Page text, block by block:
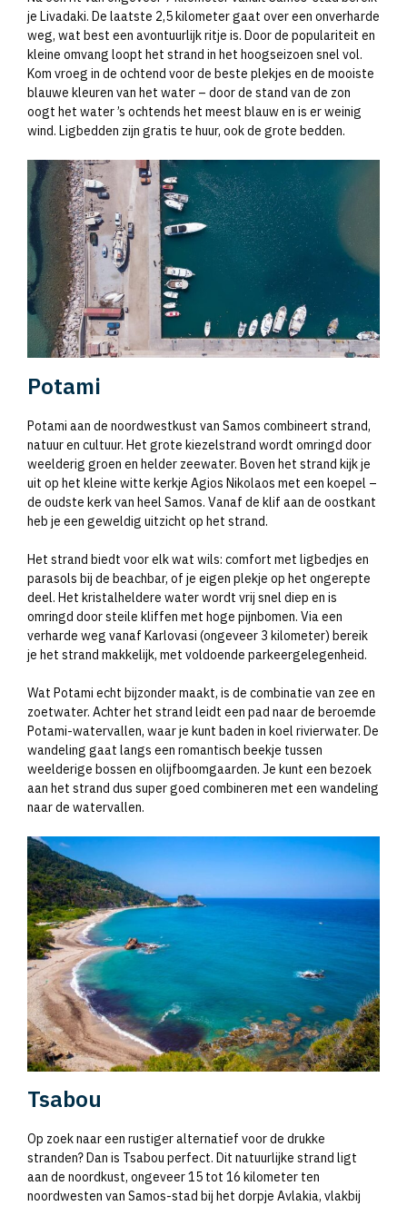
je Livadaki. De laatste 2,5 kilometer gaat over een onverharde
weg, wat best een avontuurlijk ritje is. Door de populariteit en
kleine omvang loopt het strand in het hoogseizoen snel vol.
Kom vroeg in de ochtend voor de beste plekjes en de mooiste
blauwe kleuren van het water – door de stand van de zon
oogt het water ’s ochtends het meest blauw en is er weinig
wind. Ligbedden zijn gratis te huur, ook de grote bedden.
Potami
Potami aan de noordwestkust van Samos combineert strand,
natuur en cultuur. Het grote kiezelstrand wordt omringd door
weelderig groen en helder zeewater. Boven het strand kijk je
uit op het kleine witte kerkje Agios Nikolaos met een koepel –
de oudste kerk van heel Samos. Vanaf de klif aan de oostkant
heb je een geweldig uitzicht op het strand.
Het strand biedt voor elk wat wils: comfort met ligbedjes en
parasols bij de beachbar, of je eigen plekje op het ongerepte
deel. Het kristalheldere water wordt vrij snel diep en is
omringd door steile kliffen met hoge pijnbomen. Via een
verharde weg vanaf Karlovasi (ongeveer 3 kilometer) bereik
je het strand makkelijk, met voldoende parkeergelegenheid.
Wat Potami echt bijzonder maakt, is de combinatie van zee en
zoetwater. Achter het strand leidt een pad naar de beroemde
Potami-watervallen, waar je kunt baden in koel rivierwater. De
wandeling gaat langs een romantisch beekje tussen
weelderige bossen en olijfboomgaarden. Je kunt een bezoek
aan het strand dus super goed combineren met een wandeling
naar de watervallen.
Tsabou
Op zoek naar een rustiger alternatief voor de drukke
stranden? Dan is Tsabou perfect. Dit natuurlijke strand ligt
aan de noordkust, ongeveer 15 tot 16 kilometer ten
noordwesten van Samos-stad bij het dorpje Avlakia, vlakbij